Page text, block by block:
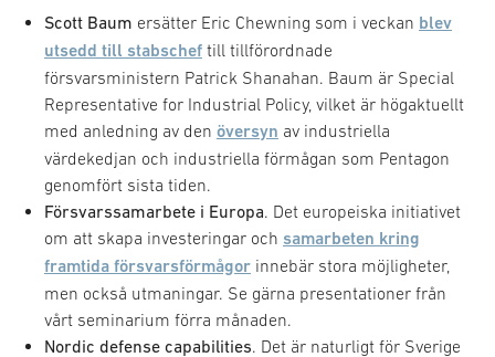
Scott Baum ersätter Eric Chewning som i veckan blev
utsedd till stabschef till tillförordnade
försvarsministern Patrick Shanahan. Baum är Special
Representative for Industrial Policy, vilket är högaktuellt
med anledning av den översyn av industriella
värdekedjan och industriella förmågan som Pentagon
genomfört sista tiden.
Försvarssamarbete i Europa. Det europeiska initiativet
om att skapa investeringar och samarbeten kring
framtida försvarsförmågor innebär stora möjligheter,
men också utmaningar. Se gärna presentationer från
vårt seminarium förra månaden.
Nordic defense capabilities. Det är naturligt för Sverige